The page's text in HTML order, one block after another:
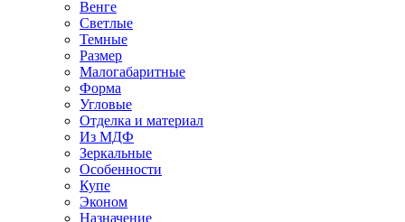
Венге
Светлые
Темные
Размер
Малогабаритные
Форма
Угловые
Отделка и материал
Из МДФ
Зеркальные
Особенности
Купе
Эконом
Назначение